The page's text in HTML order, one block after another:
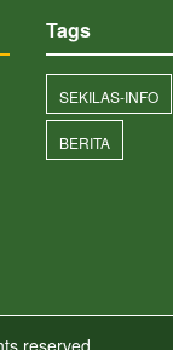
Tags
SEKILAS-INFO
BERITA